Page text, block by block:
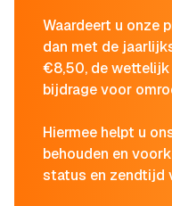
Waardeert u onze
dan met de
€8,50, de wettelijk
bijdrage voor
Hiermee helpt u
behouden en
status en zendtijd